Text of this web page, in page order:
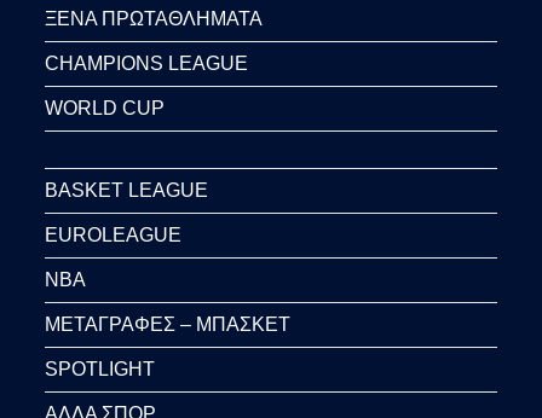
ΞΕΝΑ ΠΡΩΤΑΘΛΗΜΑΤΑ
CHAMPIONS LEAGUE
WORLD CUP
BASKET LEAGUE
EUROLEAGUE
NBA
ΜΕΤΑΓΡΑΦΕΣ – ΜΠΑΣΚΕΤ
SPOTLIGHT
ΑΛΛΑ ΣΠΟΡ